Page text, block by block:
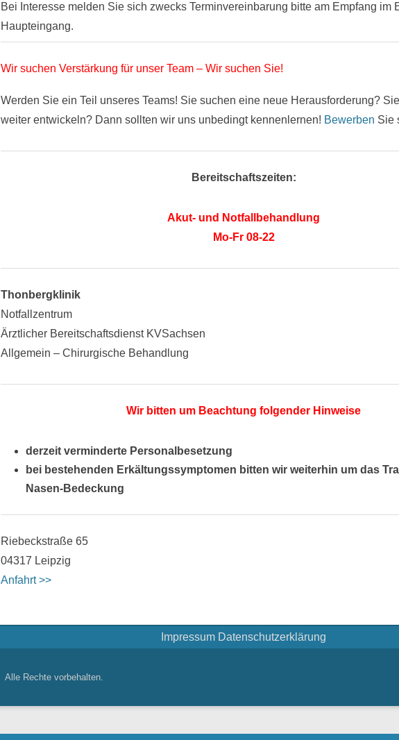
Bei Interesse melden Sie sich zwecks Terminvereinbarung bitte am Empfang im
Haupteingang.
Wir suchen Verstärkung für unser Team – Wir suchen Sie!
Werden Sie ein Teil unseres Teams! Sie suchen eine neue Herausforderung?
weiter entwickeln? Dann sollten wir uns unbedingt kennenlernen! Bewerben Sie
Bereitschaftszeiten:
Akut- und Notfallbehandlung
Mo-Fr 08-22
Thonbergklinik
Notfallzentrum
Ärztlicher Bereitschaftsdienst KVSachsen
Allgemein – Chirurgische Behandlung
Wir bitten um Beachtung folgender Hinweise
derzeit verminderte Personalbesetzung
bei bestehenden Erkältungssymptomen bitten wir weiterhin um das
Nasen-Bedeckung
Riebeckstraße 65
04317 Leipzig
Anfahrt >>
Impressum Datenschutzerklärung
Alle Rechte vorbehalten.